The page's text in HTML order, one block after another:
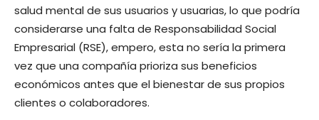
salud mental de sus usuarios y usuarias, lo que podría
considerarse una falta de Responsabilidad Social
Empresarial (RSE), empero, esta no sería la primera
vez que una compañía prioriza sus beneficios
económicos antes que el bienestar de sus propios
clientes o colaboradores.